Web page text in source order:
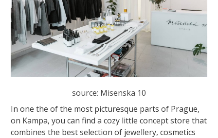
source: Misenska 10
In one the of the most picturesque parts of Prague,
on Kampa, you can find a cozy little concept store that
combines the best selection of jewellery, cosmetics